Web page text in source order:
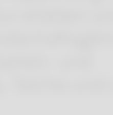
erleben
und
und